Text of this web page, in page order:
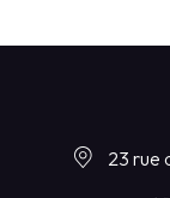
23 rue